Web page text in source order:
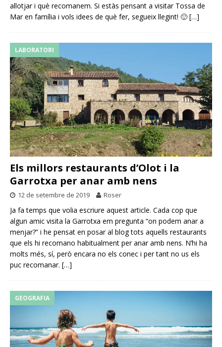
allotjar i què recomanem. Si estàs pensant a visitar Tossa de
Mar en família i vols idees de què fer, segueix llegint! 🙂 […]
LABORATORI
Els millors restaurants d’Olot i la
Garrotxa per anar amb nens
12 de setembre de 2019 Roser
Ja fa temps que volia escriure aquest article. Cada cop que
algun amic visita la Garrotxa em pregunta “on podem anar a
menjar?” i he pensat en posar al blog tots aquells restaurants
que els hi recomano habitualment per anar amb nens. N’hi ha
molts més, sí, però encara no els conec i per tant no us els
puc recomanar. […]
GEOGRAFIA